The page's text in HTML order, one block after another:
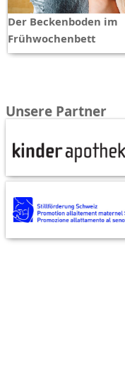
Der Beckenboden im
Frühwochenbett
Unsere Partner